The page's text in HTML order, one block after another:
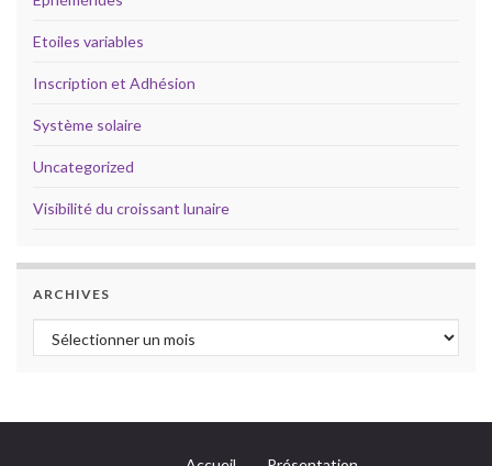
panel
panel
panel
panel
panel
panel
panel
panel
Etoiles variables
Inscription et Adhésion
Système solaire
Uncategorized
Visibilité du croissant lunaire
ARCHIVES
Archives